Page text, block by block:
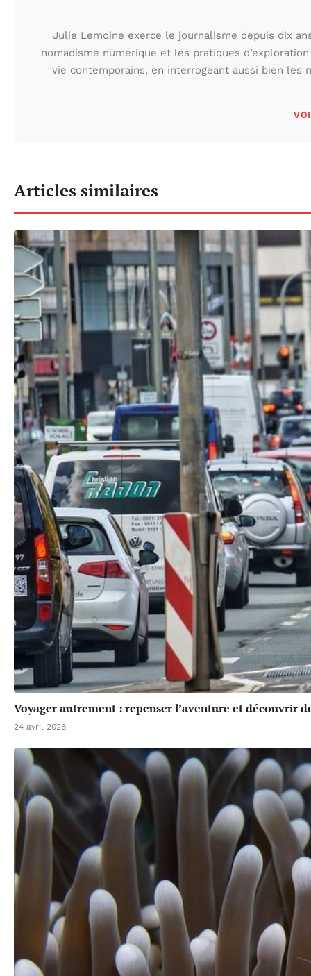
Julie Lemoine exerce le journalisme depuis dix
nomadisme numérique et les pratiques
vie contemporains, en interrogeant aussi bien
Articles similaires
Voyager autrement : repenser l’aventure et découvrir
24 avril 2026